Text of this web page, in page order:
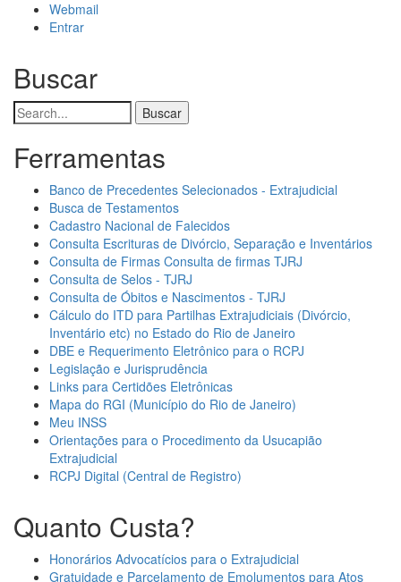
sem
salário.
agora?
de
de
usuário
Webmail
Entrar
Buscar
Buscar
Ferramentas
Banco de Precedentes Selecionados - Extrajudicial
Busca de Testamentos
Cadastro Nacional de Falecidos
Consulta Escrituras de Divórcio, Separação e Inventários
Consulta de Firmas Consulta de firmas TJRJ
Consulta de Selos - TJRJ
Consulta de Óbitos e Nascimentos - TJRJ
Cálculo do ITD para Partilhas Extrajudiciais (Divórcio,
Inventário etc) no Estado do Rio de Janeiro
DBE e Requerimento Eletrônico para o RCPJ
Legislação e Jurisprudência
Links para Certidões Eletrônicas
Mapa do RGI (Município do Rio de Janeiro)
Meu INSS
Orientações para o Procedimento da Usucapião
Extrajudicial
RCPJ Digital (Central de Registro)
Quanto Custa?
Honorários Advocatícios para o Extrajudicial
Gratuidade e Parcelamento de Emolumentos para Atos